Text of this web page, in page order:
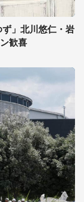
」北川悠仁・岩
歓喜